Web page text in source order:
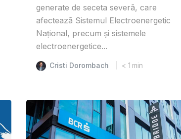
generate de seceta severã, care
afecteazã Sistemul Electroenergetic
Național, precum și sistemele
electroenergetice...
Cristi Dorombach < 1 min